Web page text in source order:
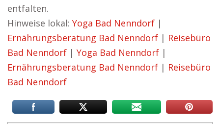
entfalten.
Hinweise lokal: Yoga Bad Nenndorf |
Ernährungsberatung Bad Nenndorf | Reisebüro
Bad Nenndorf | Yoga Bad Nenndorf |
Ernährungsberatung Bad Nenndorf | Reisebüro
Bad Nenndorf